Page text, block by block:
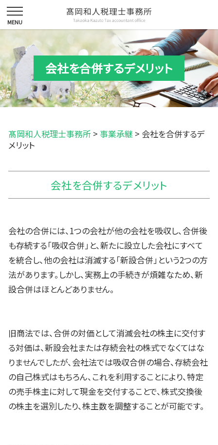
会社を合併するデメリット
髙岡和人税理士事務所 > 事業承継 > 会社を合併するデ
メリット
会社を合併するデメリット
会社の合併には、1つの会社が他の会社を吸収し、合併後
も存続する「吸収合併」と、新たに設立した会社にすべて
を統合し、他の会社は消滅する「新設合併」という2つの方
法があります。しかし、実務上の手続きが煩雑なため、新
設合併はほとんどありません。
旧商法では、合併の対価として消滅会社の株主に交付す
る対価は、新設会社または存続会社の株式でなくてはな
りませんでしたが、会社法では吸収合併の場合、存続会社
の自己株式はもちろん、これを利用することにより、特定
の売手株主に対して現金を交付することで、株式交換後
の株主を選別したり、株主数を調整することが可能です。